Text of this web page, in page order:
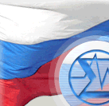
Перейти
основному
содержанию